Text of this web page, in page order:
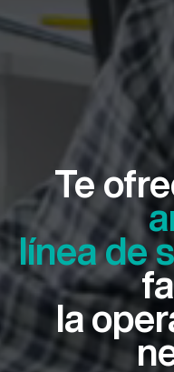
Te
línea de
la